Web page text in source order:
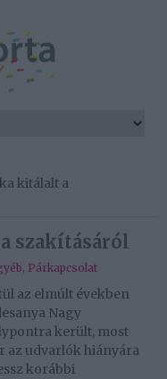
kitálalt a
szakításáról
, Párkapcsolat
az elmúlt években
Nagy
került, most
az udvarlók hiányára
korábbi